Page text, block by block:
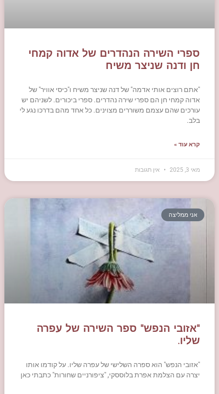
ספרי השירה הנהדרים של אדוה קמחי
חן ודנה שניצר משיח
"אתם רוצים אותי אדמה" של דנה שניצר משיח ו"כיסי אוויר" של
אדוה קמחי חן הם ספרי שירה נהדרים. ספרי ביכורים. לשניהם יש
עורכים שהם עצמם משוררים מצוינים. כל אחד מהם בדרכו נגע לי
בלב.
קרא עוד »
מאי 3, 2025 אין תגובות
אני ממליצה
"אזובי הנפש" ספר השירה של עפרה
שליו.
"אזובי הנפש" הוא ספרה השלישי של עפרה שליו. על קודמו אותו
יצרה עם הצלמת אפרת בלוססקי, "ציפורניים שחורות" כתבתי כאן